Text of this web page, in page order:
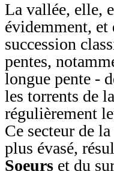
La vallée, elle,
évidemment, et
succession
pentes,
longue pente -
les torrents de
régulièrement
Ce secteur de
plus évasé,
Soeurs et du